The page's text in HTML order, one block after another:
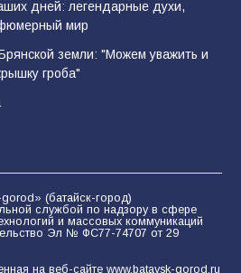
дней: легендарные духи,
мир
земли: "Можем уважить и
гроба"
(батайск-город)
службой по надзору в сфере
и массовых коммуникаций
Эл № ФС77-74707 от 29
на веб-сайте www.bataysk-gorod.ru